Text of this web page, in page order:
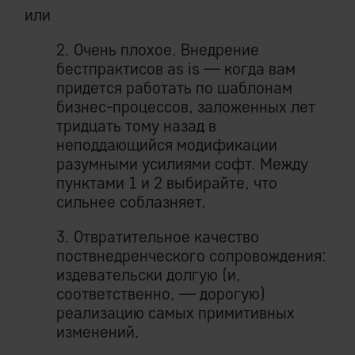
или
2. Очень плохое. Внедрение
бестпрактисов as is — когда вам
придется работать по шаблонам
бизнес-процессов, заложенных лет
тридцать тому назад в
неподдающийся модификации
разумными усилиями софт. Между
пунктами 1 и 2 выбирайте, что
сильнее соблазняет.
3. Отвратительное качество
поствнедренческого сопровождения:
издевательски долгую (и,
соответственно, — дорогую)
реализацию самых примитивных
изменений.